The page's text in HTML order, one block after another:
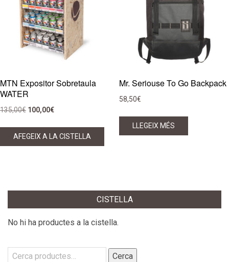
MTN Expositor Sobretaula
WATER
135,00€ El
original
100,00€El
actual
AFEGEIX A LA CISTELLA
Mr. Seriouse To Go Backpack
58,50€
LLEGEIX MÉS
CISTELLA
No hi ha productes a la cistella.
Cerca: Cerca